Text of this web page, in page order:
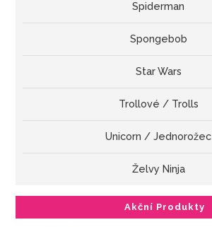
Spiderman
Spongebob
Star Wars
Trollové / Trolls
Unicorn / Jednorožec
Želvy Ninja
Akční Produkty